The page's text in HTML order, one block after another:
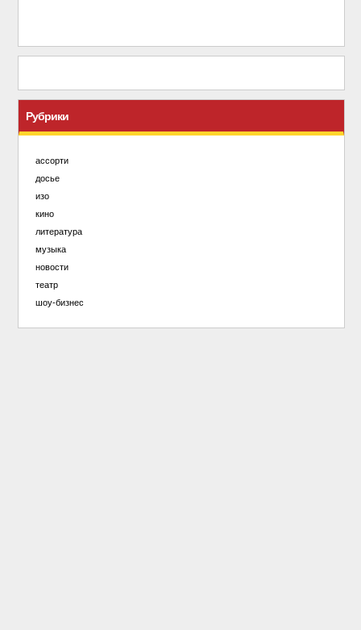
Рубрики
ассорти
досье
изо
кино
литература
музыка
новости
театр
шоу-бизнес